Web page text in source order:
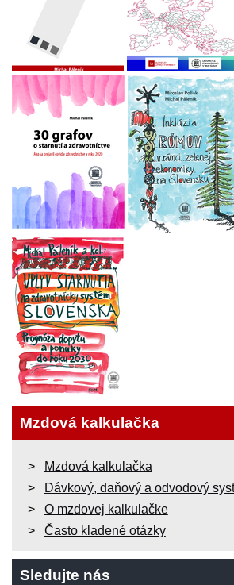
Mzdová kalkulačka
Mzdová kalkulačka
Dávkový, daňový a odvodový
O mzdovej kalkulačke
Často kladené otázky
Sledujte nás